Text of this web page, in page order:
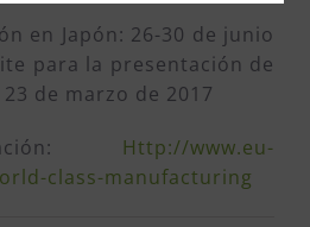
en Japón: 26-30 de junio
para la presentación de
de marzo de 2017
Http://www.eu-
class-manufacturing